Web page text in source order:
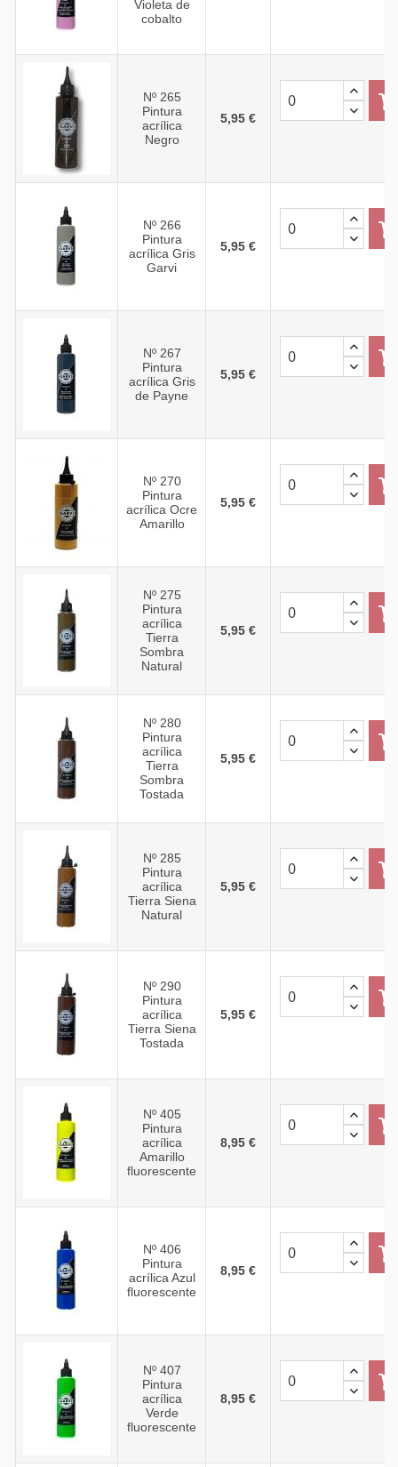
Violeta de
cobalto
Nº 265
Pintura
acrílica
Negro
5,95 €
Nº 266
Pintura
acrílica Gris
Garvi
5,95 €
Nº 267
Pintura
acrílica Gris
de Payne
5,95 €
Nº 270
Pintura
acrílica Ocre
Amarillo
5,95 €
Nº 275
Pintura
acrílica
Tierra
Sombra
Natural
5,95 €
Nº 280
Pintura
acrílica
Tierra
Sombra
Tostada
5,95 €
Nº 285
Pintura
acrílica
Tierra Siena
Natural
5,95 €
Nº 290
Pintura
acrílica
Tierra Siena
Tostada
5,95 €
Nº 405
Pintura
acrílica
Amarillo
fluorescente
8,95 €
Nº 406
Pintura
acrílica Azul
fluorescente
8,95 €
Nº 407
Pintura
acrílica
Verde
fluorescente
8,95 €